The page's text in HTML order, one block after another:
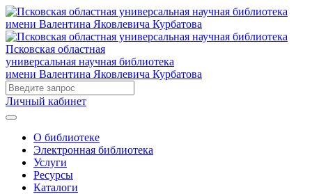
Псковская областная
универсальная научная библиотека
имени Валентина Яковлевича Курбатова
Личный кабинет
О библиотеке
Электронная библиотека
Услуги
Ресурсы
Каталоги